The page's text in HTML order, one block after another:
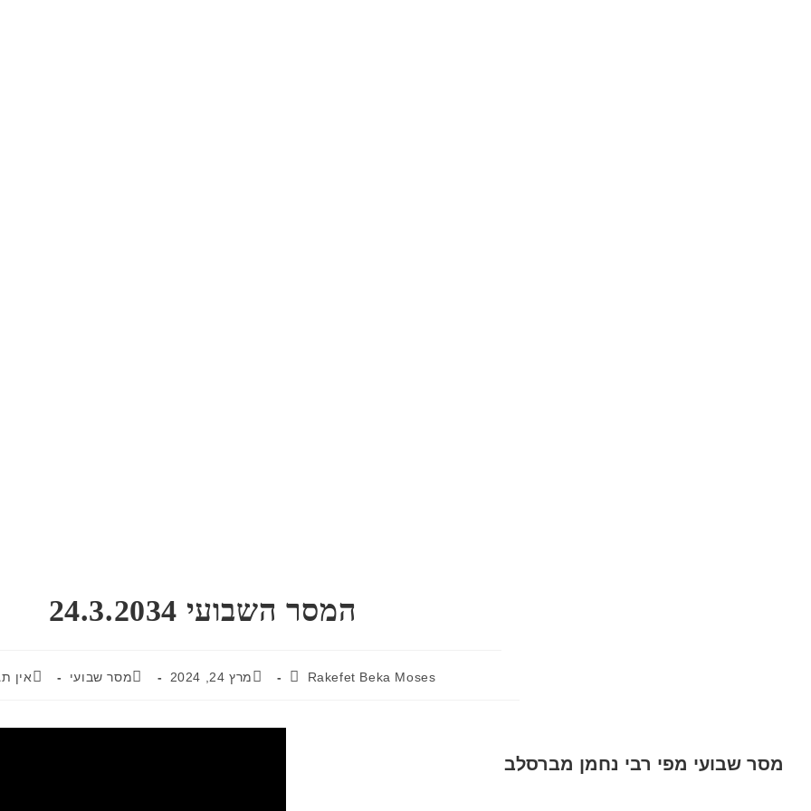
המסר השבועי 24.3.2034
Rakefet Beka Moses מרץ 24, 2024 מסר שבועי אין
מסר שבועי מפי רבי נחמן מברסלב